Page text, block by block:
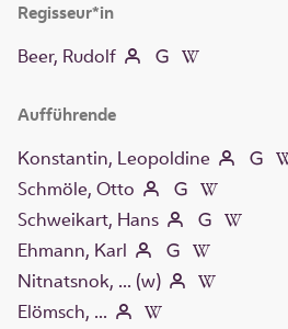
Regisseur*in
Beer, Rudolf
Aufführende
Konstantin, Leopoldine
Schmöle, Otto
Schweikart, Hans
Ehmann, Karl
Nitnatsnok, ... (w)
Elömsch, ...